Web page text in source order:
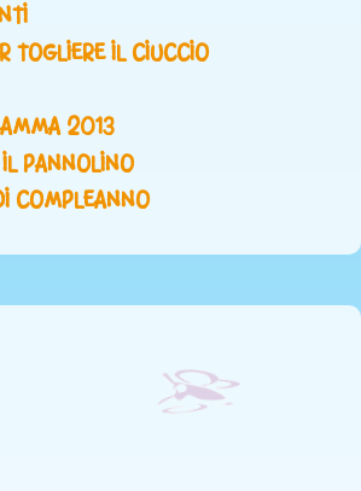
TOGLIERE IL CIUCCIO
2013
PANNOLINO
COMPLEANNO